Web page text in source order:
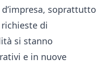
soprattutto
di
si stanno
e in nuove